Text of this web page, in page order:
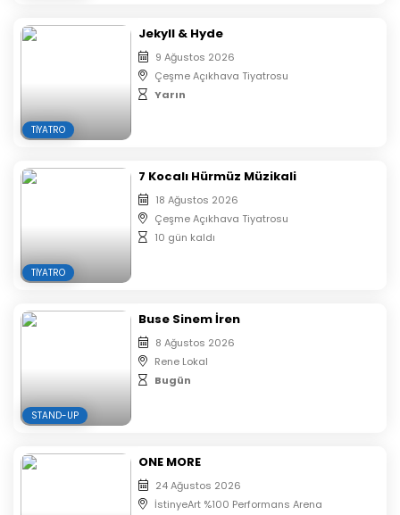
ücretini iade ederek etkinlik mekanına almama hakkına
TIYATRO
Jekyll & Hyde
9 Ağustos 2026
Çeşme Açıkhava Tiyatrosu
Yarın
TIYATRO
7 Kocalı Hürmüz Müzikali
18 Ağustos 2026
Çeşme Açıkhava Tiyatrosu
10 gün kaldı
STAND-UP
Buse Sinem İren
8 Ağustos 2026
Rene Lokal
Bugün
ONE MORE
24 Ağustos 2026
İstinyeArt %100 Performans Arena